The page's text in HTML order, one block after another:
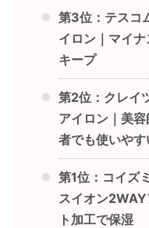
第3位：テスコ
イロン｜マイ
キープ
第2位：クレイ
アイロン｜美
者でも使いやす
第1位：コイズ
スイオン
ト加工で保湿